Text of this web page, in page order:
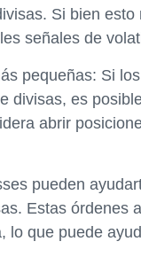
Si bien
señales de
pequeñas: Si
divisas, es
abrir
pueden
Estas órdenes
lo que puede